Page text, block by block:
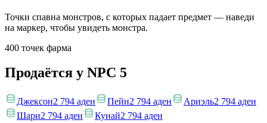
Точки спавна монстров, с которых падает предмет — наведи
на маркер, чтобы увидеть монстра.
400 точек фарма
Продаётся у NPC 5
Джексон2 794 аден Пейн2 794 аден Ариэль2 794 аден
Шари2 794 аден Кунай2 794 аден